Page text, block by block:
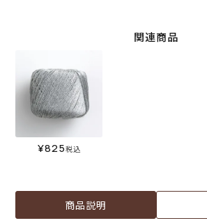
関連商品
¥825税込
商品説明